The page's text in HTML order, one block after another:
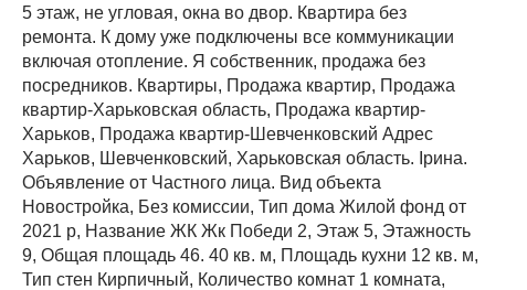
5 этаж, не угловая, окна во двор. Квартира без
ремонта. К дому уже подключены все коммуникации
включая отопление. Я собственник, продажа без
посредников. Квартиры, Продажа квартир, Продажа
квартир-Харьковская область, Продажа квартир-
Харьков, Продажа квартир-Шевченковский Адрес
Харьков, Шевченковский, Харьковская область. Ірина.
Объявление от Частного лица. Вид объекта
Новостройка, Без комиссии, Тип дома Жилой фонд от
2021 р, Название ЖК Жк Победи 2, Этаж 5, Этажность
9, Общая площадь 46. 40 кв. м, Площадь кухни 12 кв. м,
Тип стен Кирпичный, Количество комнат 1 комната,